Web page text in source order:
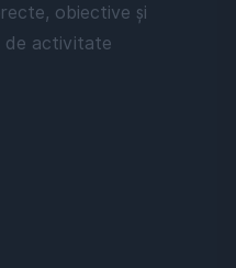
obiective și
de activitate